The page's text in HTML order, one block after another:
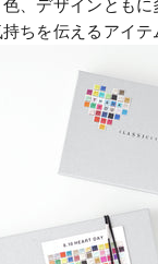
、デザインとも
ちを伝えるアイテ